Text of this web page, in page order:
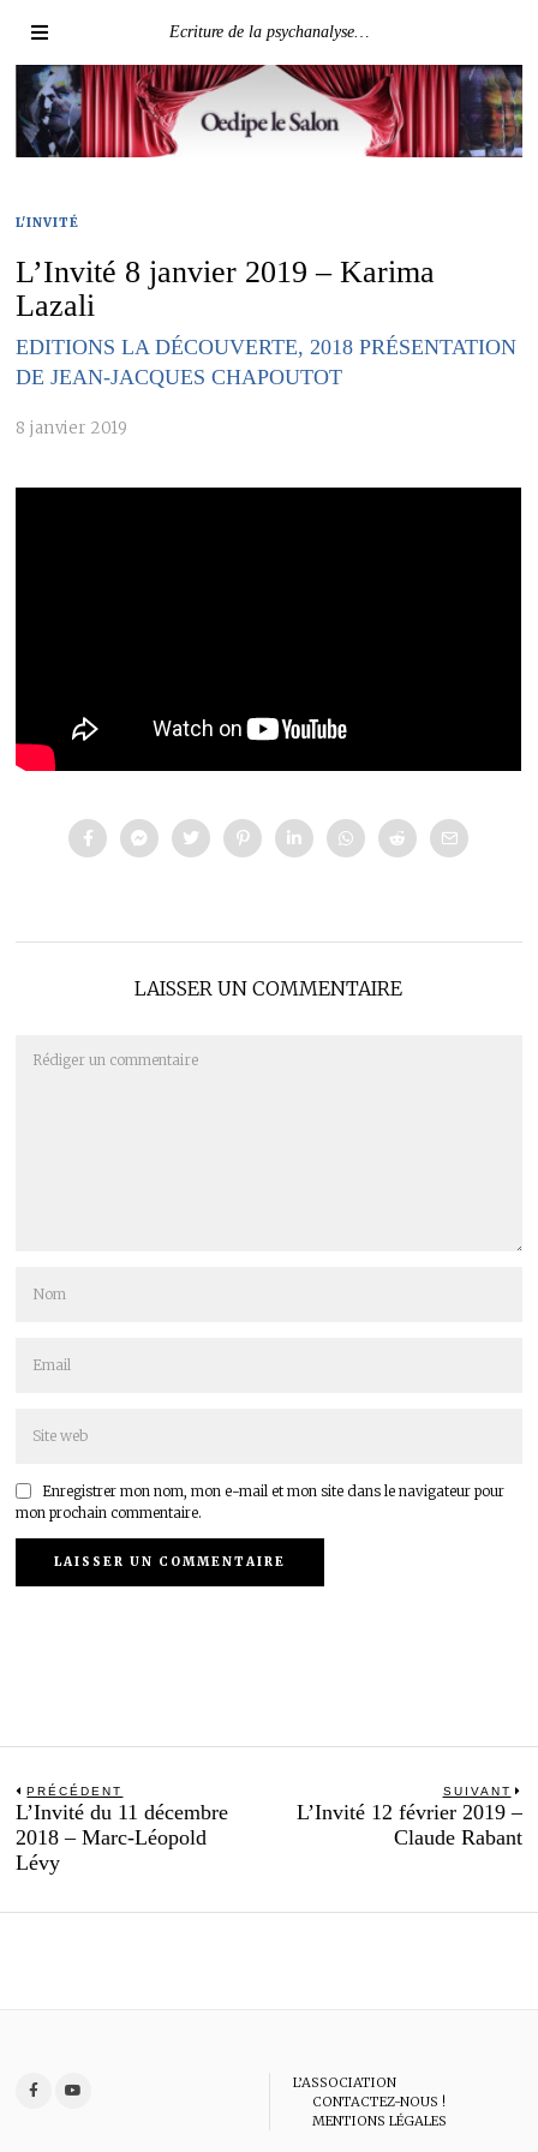
Ecriture de la psychanalyse…
L'INVITÉ
L’Invité 8 janvier 2019 – Karima
Lazali
EDITIONS LA DÉCOUVERTE, 2018 PRÉSENTATION
DE JEAN-JACQUES CHAPOUTOT
8 janvier 2019
LAISSER UN COMMENTAIRE
Enregistrer mon nom, mon e-mail et mon site dans le navigateur pour
mon prochain commentaire.
Navigation
de
l’article
PRÉCÉDENT
Previous
post:
L’Invité du 11 décembre
2018 – Marc-Léopold
Lévy
SUIVANT
L’Invité 12 février 2019 –
Claude Rabant
L’ASSOCIATION
CONTACTEZ-NOUS !
MENTIONS LÉGALES